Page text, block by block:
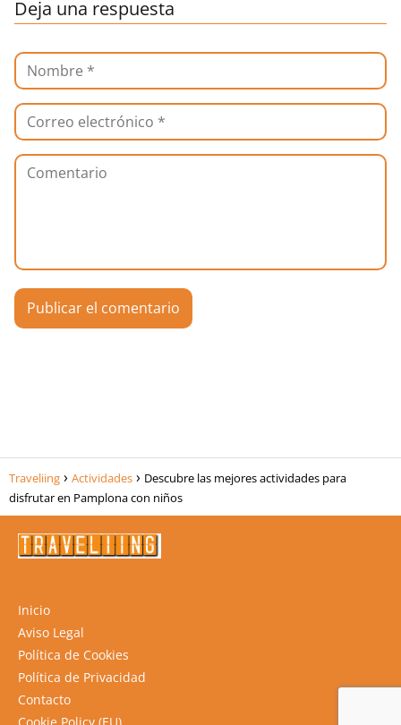
Deja una respuesta
Traveliing Actividades
Descubre las mejores actividades para
disfrutar en Pamplona con niños
Inicio
Aviso Legal
Política de Cookies
Política de Privacidad
Contacto